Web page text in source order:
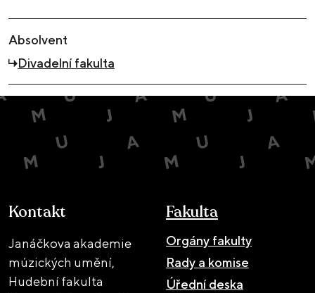
Absolvent
Divadelní fakulta
Kontakt
Janáčkova akademie
múzických umění,
Hudební fakulta
Fakulta
Orgány fakulty
Rady a komise
Úřední deska